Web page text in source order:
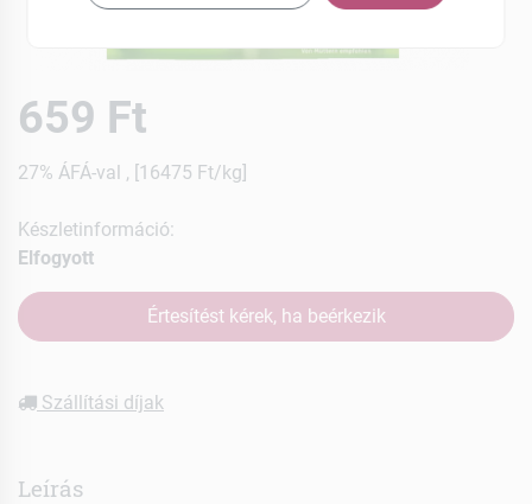
659 Ft
27% ÁFÁ-val , [16475 Ft/kg]
Készletinformáció:
Elfogyott
Értesítést kérek, ha beérkezik
Szállítási díjak
Leírás